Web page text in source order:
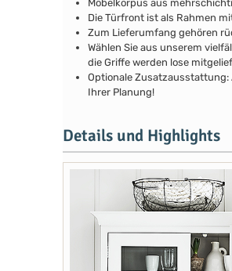
Möbelkorpus aus
Die Türfront ist als Rahmen
Zum Lieferumfang gehören
Wählen Sie aus unserem
die Griffe werden lose
Optionale Zusatzausstattung:
Ihrer Planung!
Details und Highlights